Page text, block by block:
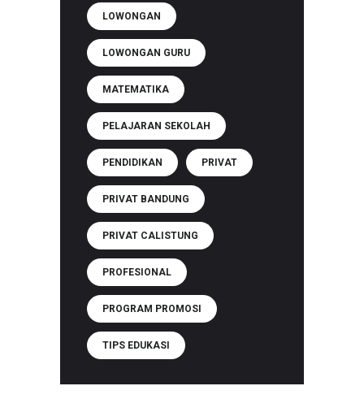
LOWONGAN
LOWONGAN GURU
MATEMATIKA
PELAJARAN SEKOLAH
PENDIDIKAN PRIVAT
PRIVAT BANDUNG
PRIVAT CALISTUNG
PROFESIONAL
PROGRAM PROMOSI
TIPS EDUKASI